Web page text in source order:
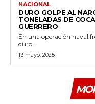
NACIONAL
DURO GOLPE AL
TONELADAS DE
GUERRERO
En una operación naval
duro...
13 mayo, 2025